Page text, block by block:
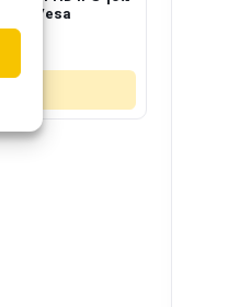
Vesa